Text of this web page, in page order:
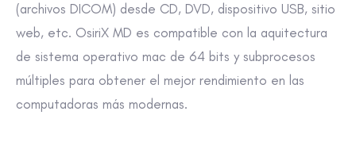
(archivos DICOM) desde CD, DVD, dispositivo USB, sitio
web, etc. OsiriX MD es compatible con la aquitectura
de sistema operativo mac de 64 bits y subprocesos
múltiples para obtener el mejor rendimiento en las
computadoras más modernas.